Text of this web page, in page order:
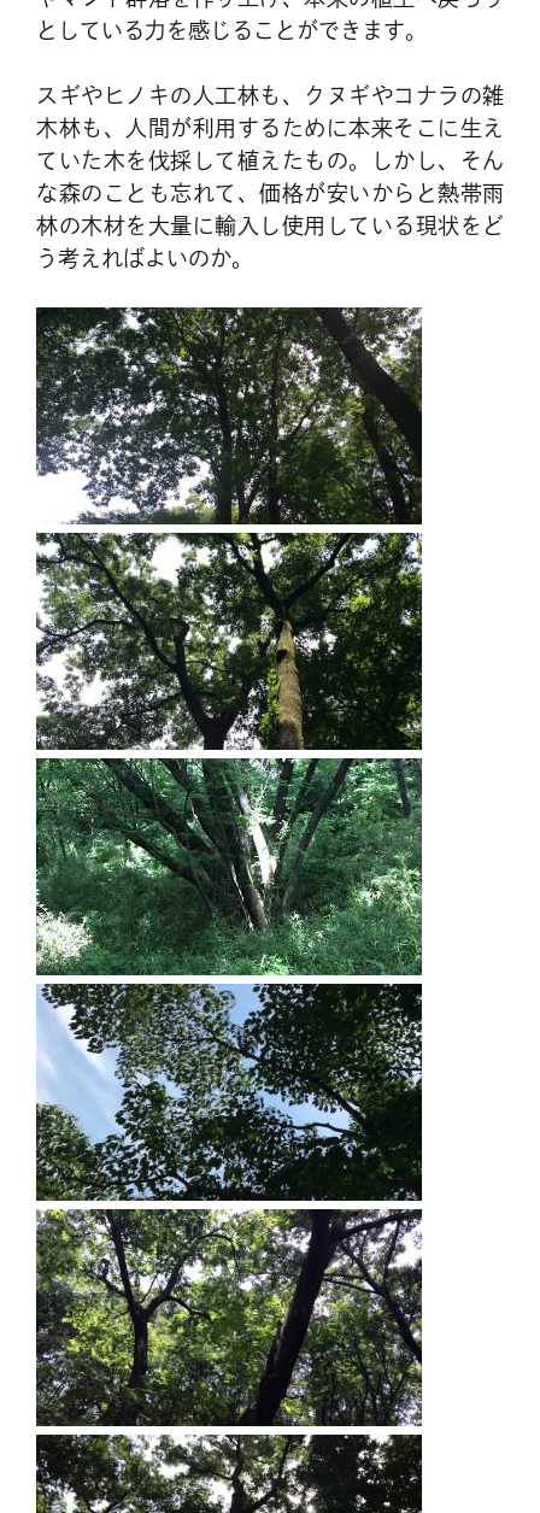
としている力を感じることができます。
スギやヒノキの人工林も、クヌギやコナラの雑
木林も、人間が利用するために本来そこに生え
ていた木を伐採して植えたもの。しかし、そん
な森のことも忘れて、価格が安いからと熱帯雨
林の木材を大量に輸入し使用している現状をど
う考えればよいのか。